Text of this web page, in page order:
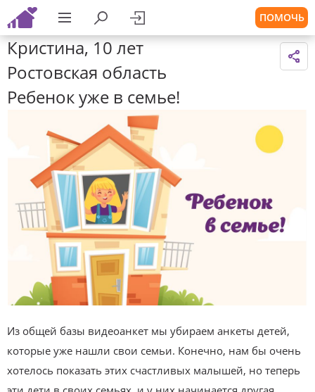
ПОМОЧЬ
Кристина, 10 лет
Ростовская область
Ребенок уже в семье!
Из общей базы видеоанкет мы убираем анкеты детей,
которые уже нашли свои семьи. Конечно, нам бы очень
хотелось показать этих счастливых малышей, но теперь